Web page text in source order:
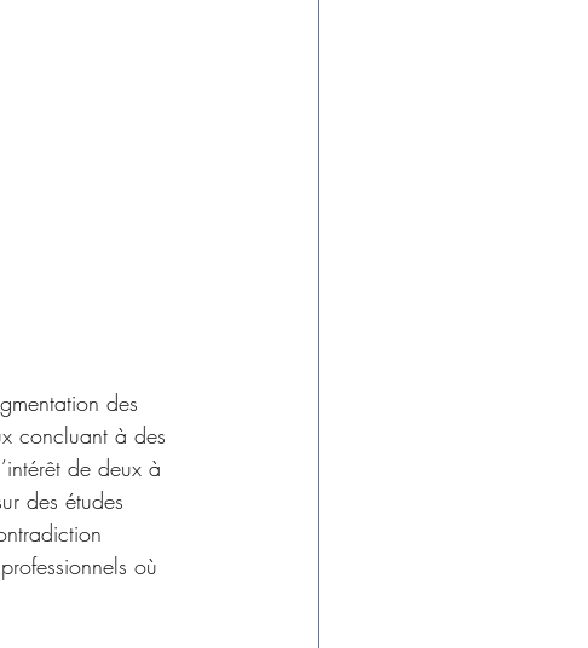
des
concluant à des
de deux à
des études
où